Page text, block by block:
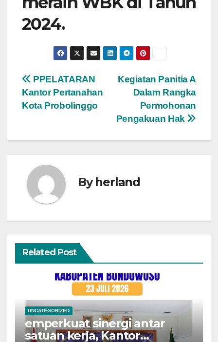
2024.
Post
navigation
Kegiatan Panitia A
Dalam Rangka
Permohonan
Pengakuan Hak
PPELATARAN
Kantor Pertanahan
Kota Probolinggo
Byherland
Related Post
UNCATEGORIZED
emperkuat sinergi antar
satuan kerja, Kantor